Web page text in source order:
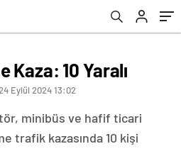
Kaza: 10 Yaralı
Eylül 2024 13:02
minibüs ve hafif ticari
trafik kazasında 10 kişi